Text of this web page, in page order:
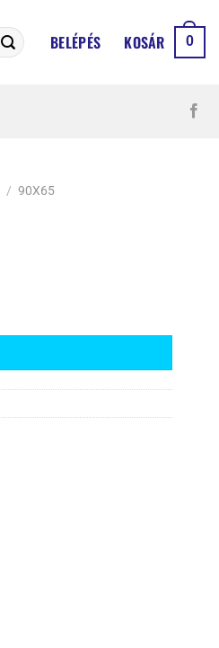
BELÉPÉS KOSÁR 0
/ 90X65